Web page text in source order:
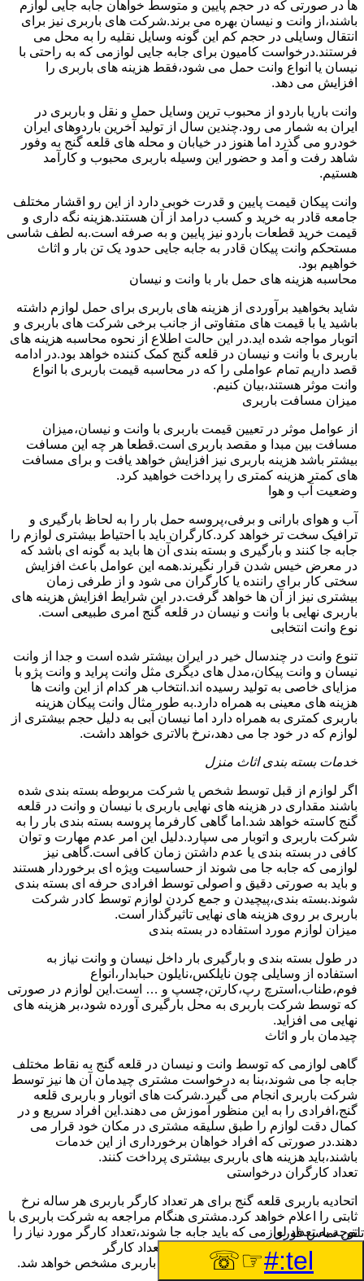
ها در صورتی که در حجم پایین و متوسط خواهان جابه جایی لوازم
باشند،از وانت و نیسان بهره می برند.شرکت های باربری نیز برای
انتقال وسایلی در حجم کم این گونه وسایل نقلیه را به محل می
فرستند.درخواست کامیون برای جابه جایی لوازمی که به راحتی با
نیسان یا انواع وانت حمل می شود،فقط هزینه های باربری را
افزایش می دهد.
وانت باریا باردو از محبوب ترین وسایل حمل و نقل و باربری در
ایران به شمار می رود.چندین سال از تولید آخرین باردوهای ایران
خودرو می گذرد اما هنوز در خیابان و محله های قلعه گنج به وفور
شاهد رفت و آمد و حضور این وسیله باربری محبوب و کارآمد
هستیم.
وانت پیکان قیمت پایین و قدرت خوبی دارد از این رو اقشار مختلف
جامعه قادر به خرید و کسب درامد از آن هستند.هزینه نگه داری و
قیمت خرید قطعات باردو نیز پایین و به صرفه است.به لطف شاسی
مستحکم وانت پیکان قادر به جابه جایی حدود یک تن بار و اثاث
خواهیم بود.
محاسبه هزینه های حمل بار با وانت و نیسان
شاید بخواهید برآوردی از هزینه های باربری برای حمل لوازم داشته
باشید یا با قیمت های متفاوتی از جانب برخی شرکت های باربری و
اتوبار مواجه شده اید.در این حالت اطلاع از نحوه محاسبه هزینه های
باربری با وانت و نیسان در قلعه گنج کمک کننده خواهد بود.در ادامه
قصد داریم تمام عواملی را که در محاسبه قیمت باربری با انواع
وانت موثر هستند،بیان کنیم.
میزان مسافت باربری
از عوامل موثر در تعیین قیمت باربری با وانت و نیسان،میزان
مسافت بین مبدا و مقصد باربری است.قطعا هر چه این مسافت
بیشتر باشد هزینه باربری نیز افزایش خواهد یافت و برای مسافت
های کمتر هزینه کمتری را پرداخت خواهید کرد.
وضعیت آب و هوا
آب و هوای بارانی و برفی،پروسه حمل بار را به لحاظ بارگیری و
ترافیک سخت تر خواهد کرد.کارگران باید با احتیاط بیشتری لوازم را
جابه جا کنند و بارگیری و بسته بندی آن ها باید به گونه ای باشد که
در معرض خیس شدن قرار نگیرند.همه این عوامل باعث افزایش
سختی کار برای راننده یا کارگران می شود و از طرفی زمان
بیشتری نیز از آن ها خواهد گرفت.در این شرایط افزایش هزینه های
باربری نهایی با وانت و نیسان در قلعه گنج امری طبیعی است.
نوع وانت انتخابی
تنوع وانت در چندسال خیر در ایران بیشتر شده است و جدا از وانت
نیسان و وانت پیکان،مدل های دیگری مثل وانت پراید و وانت پژو با
مزایای خاصی به تولید رسیده اند.انتخاب هر کدام از این وانت ها
هزینه های معینی به همراه دارد.به طور مثال وانت پیکان هزینه
باربری کمتری به همراه دارد اما نیسان آبی به دلیل حجم بیشتری از
لوازم که در خود جا می دهد،نرخ بالاتری خواهد داشت.
خدمات بسته بندی اثاث منزل
اگر لوازم از قبل توسط شخص یا شرکت مربوطه بسته بندی شده
باشند مقداری در هزینه های نهایی باربری با نیسان و وانت در قلعه
گنج کاسته خواهد شد.اما گاهی کارفرما پروسه بسته بندی بار را به
شرکت باربری و اتوبار می سپارد.دلیل این امر عدم مهارت و توان
کافی در بسته بندی یا عدم داشتن زمان کافی است.گاهی نیز
لوازمی که جابه جا می شوند از حساسیت ویژه ای برخوردار هستند
و باید به صورتی دقیق و اصولی توسط افرادی حرفه ای بسته بندی
شوند.بسته بندی،پیچیدن و جمع کردن لوازم توسط کادر شرکت
باربری بر روی هزینه های نهایی تاثیرگذار است.
میزان لوازم مورد استفاده در بسته بندی
در طول بسته بندی و بارگیری بار داخل نیسان و وانت نیاز به
استفاده از وسایلی چون نایلکس،نایلون حبابدار،انواع
فوم،طناب،استرچ رپ،کارتن،چسپ و … است.این لوازم در صورتی
که توسط شرکت باربری به محل بارگیری آورده شود،بر هزینه های
نهایی می افزاید.
چیدمان بار و اثاث
گاهی لوازمی که توسط وانت و نیسان در قلعه گنج به نقاط مختلف
جابه جا می شوند،بنا به درخواست مشتری چیدمان آن ها نیز توسط
شرکت باربری انجام می گیرد.شرکت های اتوبار و باربری قلعه
گنج،افرادی را به این منظور آموزش می دهند.این افراد سریع و در
کمال دقت لوازم را طبق سلیقه مشتری در مکان خود قرار می
دهند.در صورتی که افراد خواهان برخورداری از این خدمات
باشند،باید هزینه های باربری بیشتری پرداخت کنند.
تعداد کارگران درخواستی
اتحادیه باربری قلعه گنج برای هر تعداد کارگر باربری هر ساله نرخ
ثابتی را اعلام خواهد کرد.مشتری هنگام مراجعه به شرکت باربری با
توجه به تعداد لوازمی که باید جابه جا شوند،تعداد کارگر مورد نیاز را
به شرکت اعلام خواهد کرد.با توجه به تعداد کارگر
درخواستی،قسمتی از هزینه های نهایی باربری مشخص خواهد شد.
زمان اتمام کار
تلفن تماس فوری
tel:#
☞☏